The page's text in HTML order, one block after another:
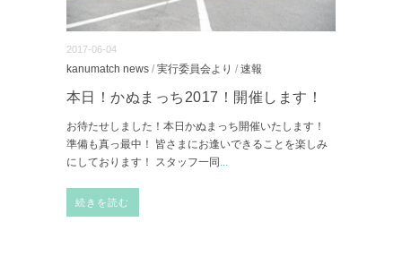
2017-06-04
kanumatch news / 実行委員会より / 速報
本日！かぬまっち2017！開催します！
お待たせしました！本日かぬまっち開催いたします！
準備も真っ最中！ 皆さまにお逢いできることを楽しみ
にしております！ スタッフ一同 ...
続きを読む